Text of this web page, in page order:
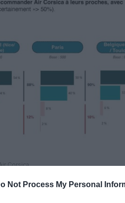
Not Process My Personal
Corsica